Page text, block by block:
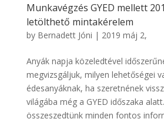
Munkavégzés GYED mellett
letölthető mintakérelem
by Bernadett Jóni | 2019 máj 2,
Anyák napja közeledtével
megvizsgáljuk, milyen lehetőségei
édesanyáknak, ha szeretnének
világába még a GYED időszaka
összeszedtünk minden fontos